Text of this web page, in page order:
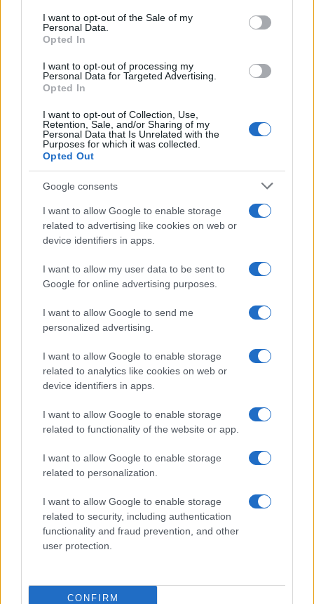
services and may gather and store information including but
not limited to your visit or usage behaviour. You may click to
grant or deny consent to Google and its third-party tags to
consent section.
I want to opt-out of the Sale of my
Personal Data.
Opted In
I want to opt-out of processing my
Personal Data for Targeted Advertising.
Opted In
I want to opt-out of Collection, Use,
Retention, Sale, and/or Sharing of my
Personal Data that Is Unrelated with the
Purposes for which it was collected.
Opted Out
Google consents
I want to allow Google to enable storage
related to advertising like cookies on web or
device identifiers in apps.
I want to allow my user data to be sent to
Google for online advertising purposes.
I want to allow Google to send me
personalized advertising.
I want to allow Google to enable storage
related to analytics like cookies on web or
device identifiers in apps.
I want to allow Google to enable storage
related to functionality of the website or app.
I want to allow Google to enable storage
related to personalization.
I want to allow Google to enable storage
related to security, including authentication
functionality and fraud prevention, and other
user protection.
CONFIRM